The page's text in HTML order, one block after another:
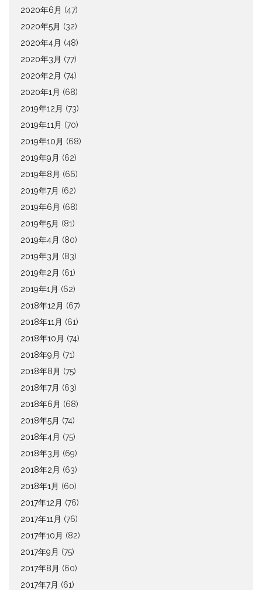
2020年6月 (47)
2020年5月 (32)
2020年4月 (48)
2020年3月 (77)
2020年2月 (74)
2020年1月 (68)
2019年12月 (73)
2019年11月 (70)
2019年10月 (68)
2019年9月 (62)
2019年8月 (66)
2019年7月 (62)
2019年6月 (68)
2019年5月 (81)
2019年4月 (80)
2019年3月 (83)
2019年2月 (61)
2019年1月 (62)
2018年12月 (67)
2018年11月 (61)
2018年10月 (74)
2018年9月 (71)
2018年8月 (75)
2018年7月 (63)
2018年6月 (68)
2018年5月 (74)
2018年4月 (75)
2018年3月 (69)
2018年2月 (63)
2018年1月 (60)
2017年12月 (76)
2017年11月 (76)
2017年10月 (82)
2017年9月 (75)
2017年8月 (60)
2017年7月 (61)